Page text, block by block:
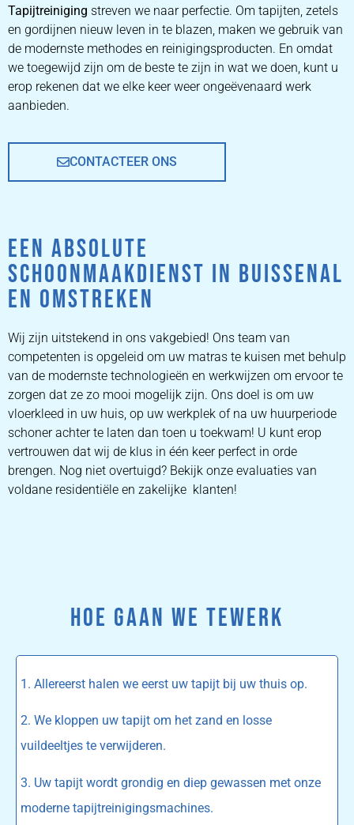
ZETEL REINIGEN DOOR
PROFESSIONALS
PRIJZEN
Tapijtreiniging streven we naar perfectie. Om tapijten, zetels
en gordijnen nieuw leven in te blazen, maken we gebruik van
de modernste methodes en reinigingsproducten. En omdat
we toegewijd zijn om de beste te zijn in wat we doen, kunt u
erop rekenen dat we elke keer weer ongeëvenaard werk
aanbieden.
CONTACTEER ONS
EEN ABSOLUTE
SCHOONMAAKDIENST IN BUISSENAL
EN OMSTREKEN
Wij zijn uitstekend in ons vakgebied! Ons team van
competenten is opgeleid om uw matras te kuisen met behulp
van de modernste technologieën en werkwijzen om ervoor te
zorgen dat ze zo mooi mogelijk zijn. Ons doel is om uw
vloerkleed in uw huis, op uw werkplek of na uw huurperiode
schoner achter te laten dan toen u toekwam! U kunt erop
vertrouwen dat wij de klus in één keer perfect in orde
brengen. Nog niet overtuigd? Bekijk onze evaluaties van
voldane residentiële en zakelijke klanten!
HOE GAAN WE TEWERK
1. Allereerst halen we eerst uw tapijt bij uw thuis op.
2. We kloppen uw tapijt om het zand en losse
vuildeeltjes te verwijderen.
3. Uw tapijt wordt grondig en diep gewassen met onze
moderne tapijtreinigingsmachines.